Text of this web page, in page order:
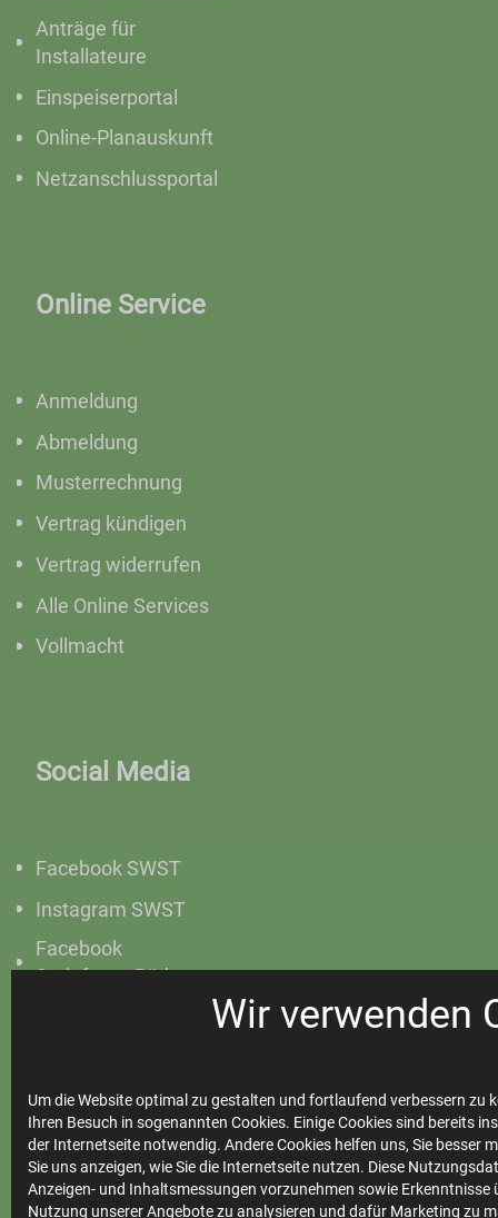
Wir verwenden
Um die Website optimal zu gestalten und fortlaufend verbessern
Ihren Besuch in sogenannten Cookies. Einige Cookies sind bereits
der Internetseite notwendig. Andere Cookies helfen uns, Sie besser
Sie uns anzeigen, wie Sie die Internetseite nutzen. Diese
Anzeigen- und Inhaltsmessungen vorzunehmen sowie Erkenntnisse
Nutzung unserer Angebote zu analysieren und dafür Marketing zu
Anträge für
Installateure
Einspeiserportal
Online-Planauskunft
Netzanschlussportal
Online Service
Anmeldung
Abmeldung
Musterrechnung
Vertrag kündigen
Vertrag widerrufen
Alle Online Services
Vollmacht
Social Media
Facebook SWST
Instagram SWST
Facebook
Steinfurter Bäder
Ihre
Stadtwerke